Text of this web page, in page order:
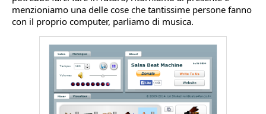
menzioniamo una delle cose che tantissime persone fanno
con il proprio computer, parliamo di musica.